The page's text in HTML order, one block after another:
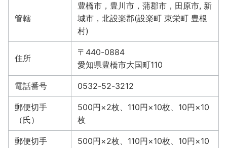
管轄
豊橋市，豊川市，蒲郡市，田原市, 新
城市，北設楽郡(設楽町 東栄町 豊根
村)
住所
〒440-0884
愛知県豊橋市大国町110
電話番号 0532-52-3212
郵便切手
（氏）
500円×2枚、110円×10枚、10円×10
枚
郵便切手
500円×2枚、110円×10枚、10円×10